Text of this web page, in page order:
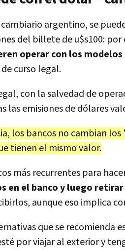
argentino, se
del billete de u$s100: por
operar con los
curso legal.
con la salvedad de
las emisiones de dólares
los bancos no cambian
tienen el mismo valor.
más recurrentes para
en el banco y luego
aunque eso implica
que se recomienda
por viajar al exterior y